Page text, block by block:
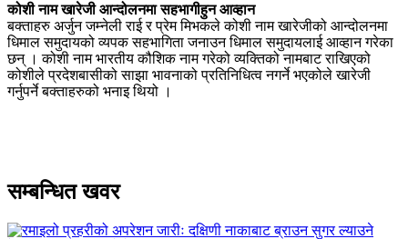
कोशी नाम खारेजी आन्दोलनमा सहभागीहुन आव्हान
बक्ताहरु अर्जुन जम्नेली राई र प्रेम मिभकले कोशी नाम खारेजीको आन्दोलनमा
धिमाल समुदायको व्यपक सहभागिता जनाउन धिमाल समुदायलाई आव्हान गरेका
छन् । कोशी नाम भारतीय कौशिक नाम गरेको व्यक्तिको नामबाट राखिएको
कोशीले प्रदेशबासीको साझा भावनाको प्रतिनिधित्व नगर्ने भएकोले खारेजी
गर्नुपर्ने बक्ताहरुको भनाइ थियो ।
सम्बन्धित खवर